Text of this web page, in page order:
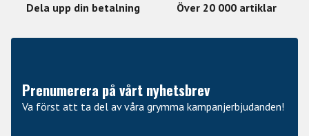
SAT justerar mängden mättnad och distorsion
till oändligt
Tail-funktion som låter delayet klinga vidare även
när pedalens bypass-läge aktiveras
Dela upp din betalning Över 20 000 artiklar
Prenumerera på vårt nyhetsbrev
Va först att ta del av våra grymma kampanjerbjudanden!